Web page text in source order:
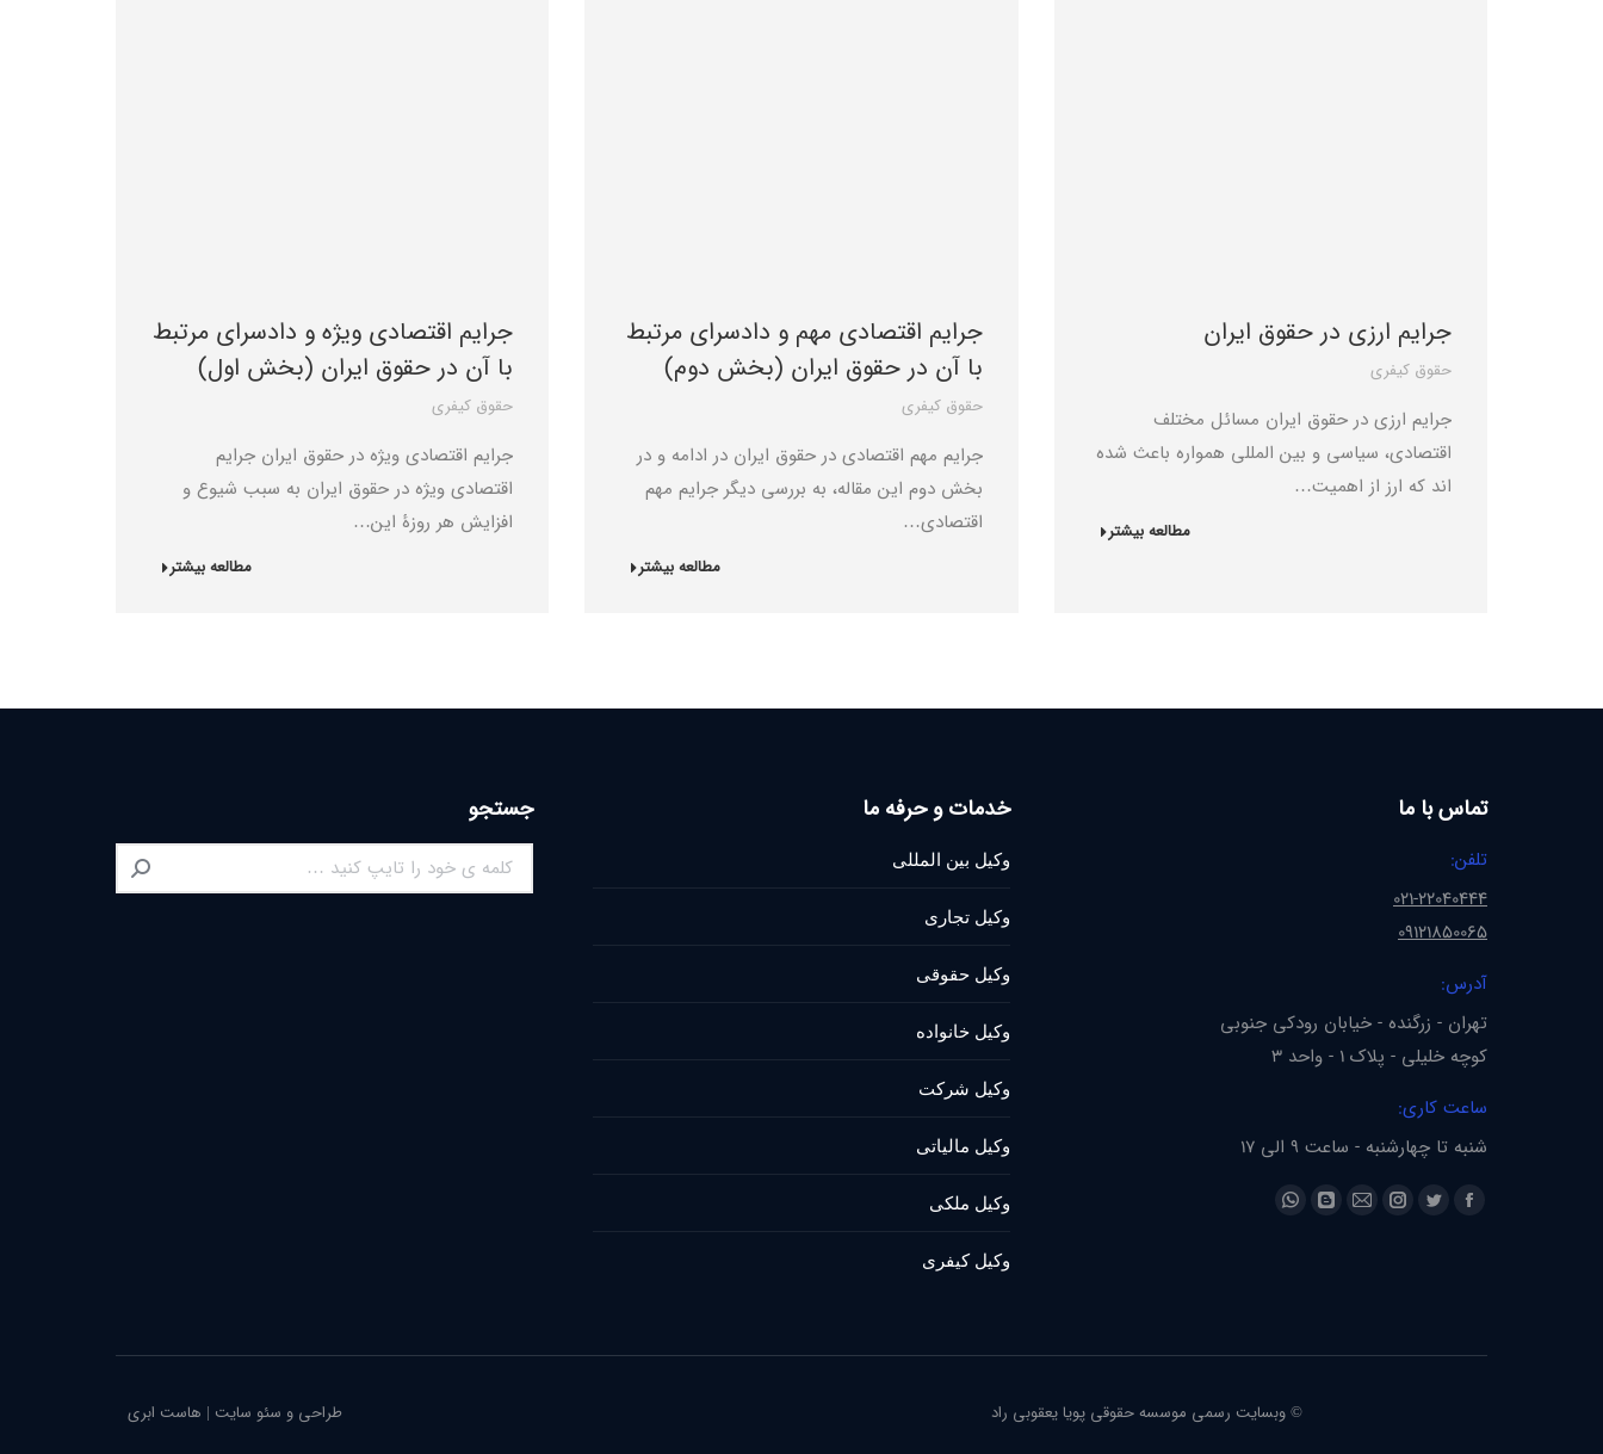
جرایم ارزی در حقوق ایران
حقوق کیفری
جرایم ارزی در حقوق ایران مسائل مختلف
اقتصادی، سیاسی و بین المللی همواره باعث شده
اند که ارز از اهمیت…
مطالعه بیشتر
جرایم اقتصادی مهم و دادسرای مرتبط
با آن در حقوق ایران (بخش دوم)
حقوق کیفری
جرایم مهم اقتصادی در حقوق ایران در ادامه و در
بخش دوم این مقاله، به بررسی دیگر جرایم مهم
اقتصادی…
مطالعه بیشتر
جرایم اقتصادی ویژه و دادسرای مرتبط
با آن در حقوق ایران (بخش اول)
حقوق کیفری
جرایم اقتصادی ویژه در حقوق ایران جرایم
اقتصادی ویژه در حقوق ایران به سبب شیوع و
افزایش هر روزۀ این…
مطالعه بیشتر
تماس با ما
تلفن:
021-22040444
09121850065
آدرس:
تهران - زرگنده - خیابان رودکی جنوبی
کوچه خلیلی - پلاک 1 - واحد 3
ساعت کاری:
شنبه تا چهارشنبه - ساعت 9 الی 17
Find us on:
Facebook
Twitter
Instagram
Mail
Blogger
Whatsapp
خدمات و حرفه ما
وکیل بین المللی
وکیل تجاری
وکیل حقوقی
وکیل خانواده
وکیل شرکت
وکیل مالیاتی
وکیل ملکی
وکیل کیفری
جستجو
Search:
© وبسایت رسمی موسسه حقوقی پویا یعقوبی راد طراحی و سئو سایت | هاست ابری